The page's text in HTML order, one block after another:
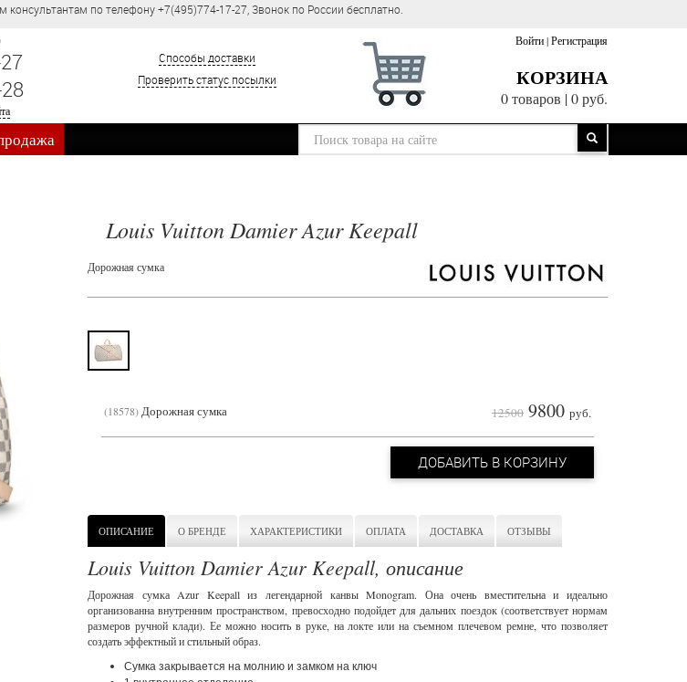
17-27, Звонок по России бесплатно.
Способы доставки
Проверить статус посылки
Войти|Регистрация
КОРЗИНА
0 товаров |0 руб.
Louis Vuitton Damier Azur Keepall
Дорожная сумка
18578 Дорожная сумка 12500 9800 руб.
ДОБАВИТЬ В КОРЗИНУ
ОПИСАНИЕ О БРЕНДЕ ХАРАКТЕРИСТИКИ ОПЛАТА ДОСТАВКА ОТЗЫВЫ
Louis Vuitton Damier Azur Keepall, описание
Дорожная сумка Azur Keepall из легендарной канвы Monogram. Она очень вместительна и идеально
организованна внутренним пространством, превосходно подойдет для дальних поездок (соответствует нормам
размеров ручной клади). Ее можно носить в руке, на локте или на съемном плечевом ремне, что позволяет
создать эффектный и стильный образ.
Сумка закрывается на молнию и замком на ключ